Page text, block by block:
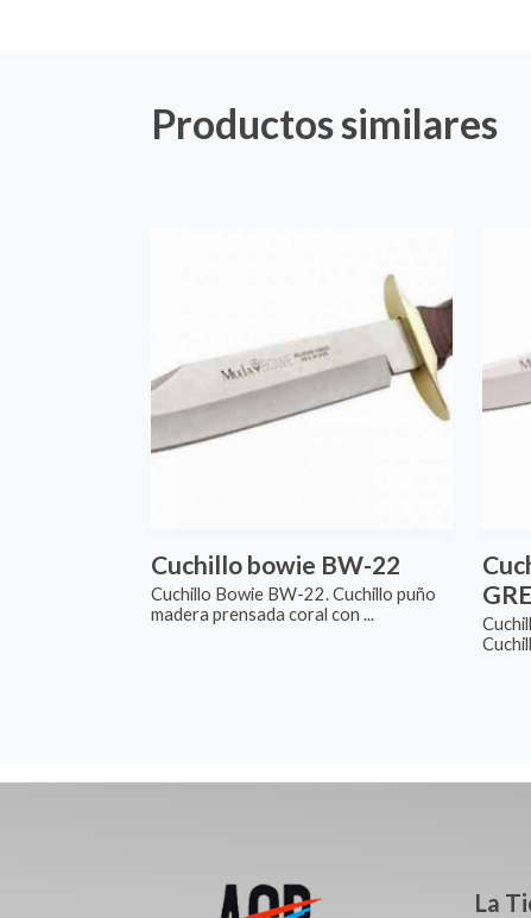
Productos similares
Cuchillo bowie BW-22
Cuchillo Bowie BW-22. Cuchillo puño
madera prensada coral con ...
La